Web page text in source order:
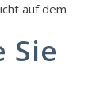
auf dem
Sie